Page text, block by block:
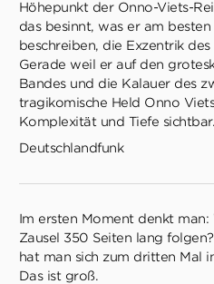
Höhepunkt der Onno-Viets-
das besinnt, was er am besten
beschreiben, die Exzentrik
Gerade weil er auf den
Bandes und die Kalauer des
tragikomische Held Onno
Komplexität und Tiefe sichtbar.
Deutschlandfunk
Im ersten Moment denkt man:
Zausel 350 Seiten lang
hat man sich zum dritten Mal
Das ist groß.